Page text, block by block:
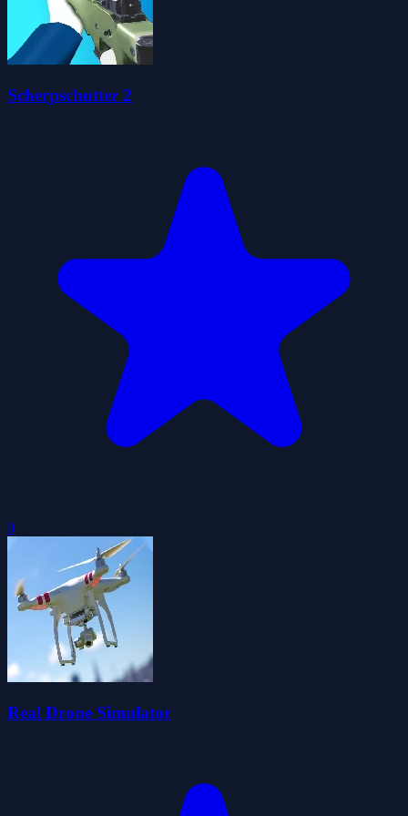
Scherpschutter 2
0
Real Drone Simulator